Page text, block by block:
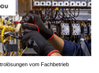
vom Fachbetrieb